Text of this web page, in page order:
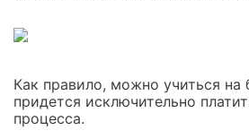
Как правило, можно учиться
придется исключительно
процесса.